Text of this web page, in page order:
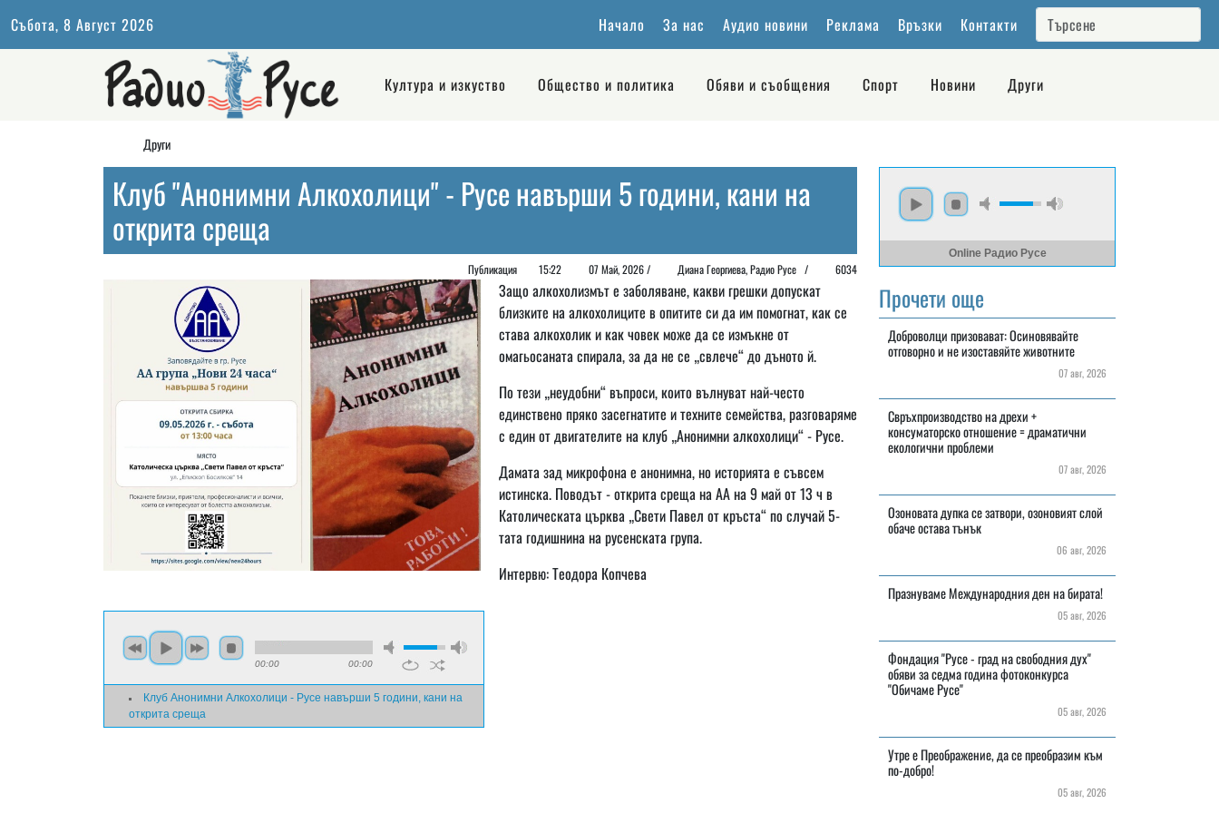
Събота, 8 Август 2026 Начало За нас Аудио новини Реклама Връзки Контакти
Култура и изкуство Общество и политика Обяви и съобщения Спорт Новини Други
Други
Клуб "Анонимни Алкохолици" - Русе навърши 5 години, кани на
открита среща
Публикация 15:22 07 Май, 2026 / Диана Георгиeва, Радио Русе / 6034
Защо алкохолизмът е заболяване, какви грешки допускат
близките на алкохолиците в опитите си да им помогнат, как се
става алкохолик и как човек може да се измъкне от
омагьосаната спирала, за да не се „свлече“ до дъното й.
По тези „неудобни“ въпроси, които вълнуват най-често
единствено пряко засегнатите и техните семейства, разговаряме
с един от двигателите на клуб „Анонимни алкохолици“ - Русе.
Дамата зад микрофона е анонимна, но историята е съвсем
истинска. Поводът - открита среща на АА на 9 май от 13 ч в
Католическата църква „Свети Павел от кръста“ по случай 5-
тата годишнина на русенската група.
Интервю: Теодора Копчева
00:00 00:00
Клуб Анонимни Алкохолици - Русе навърши 5 години, кани на
открита среща
Online Радио Русе
Прочети още
Доброволци призовават: Осиновявайте
отговорно и не изоставяйте животните
07 авг, 2026
Свръхпроизводство на дрехи +
консуматорско отношение = драматични
екологични проблеми
07 авг, 2026
Озоновата дупка се затвори, озоновият слой
обаче остава тънък
06 авг, 2026
Празнуваме Международния ден на бирата!
05 авг, 2026
Фондация "Русе - град на свободния дух"
обяви за седма година фотоконкурса
"Обичаме Русе"
05 авг, 2026
Утре е Преображение, да се преобразим към
по-добро!
05 авг, 2026